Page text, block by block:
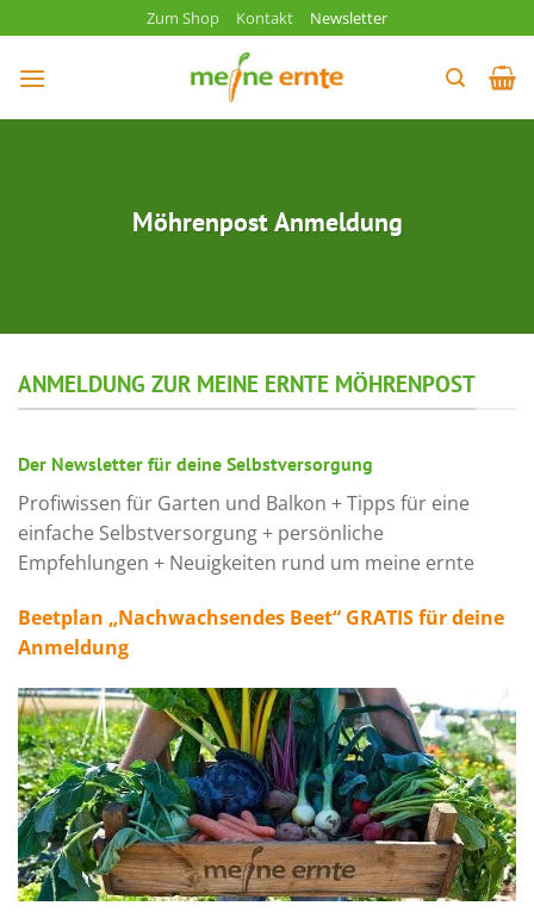
Inhalt
springen
Zum Shop Kontakt Newsletter
Möhrenpost Anmeldung
ANMELDUNG ZUR MEINE ERNTE MÖHRENPOST
Der Newsletter für deine Selbstversorgung
Profiwissen für Garten und Balkon + Tipps für eine
einfache Selbstversorgung + persönliche
Empfehlungen + Neuigkeiten rund um meine ernte
Beetplan „Nachwachsendes Beet“ GRATIS für deine
Anmeldung